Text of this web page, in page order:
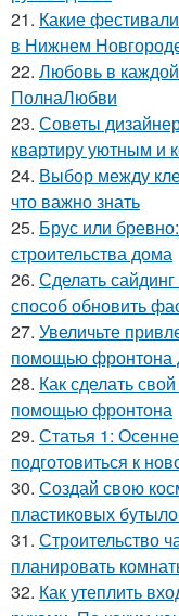
21. Какие
в Нижнем
22. Любовь в
ПолнаЛюбви
23. Советы
квартиру уютным и
24. Выбор между
что важно знать
25. Брус или
строительства дома
26. Сделать
способ обновить
27. Увеличьте
помощью фронтона
28. Как сделать
помощью фронтона
29. Статья 1:
подготовиться к
30. Создай свою
пластиковых
31. Строительство
планировать
32. Как утеплить